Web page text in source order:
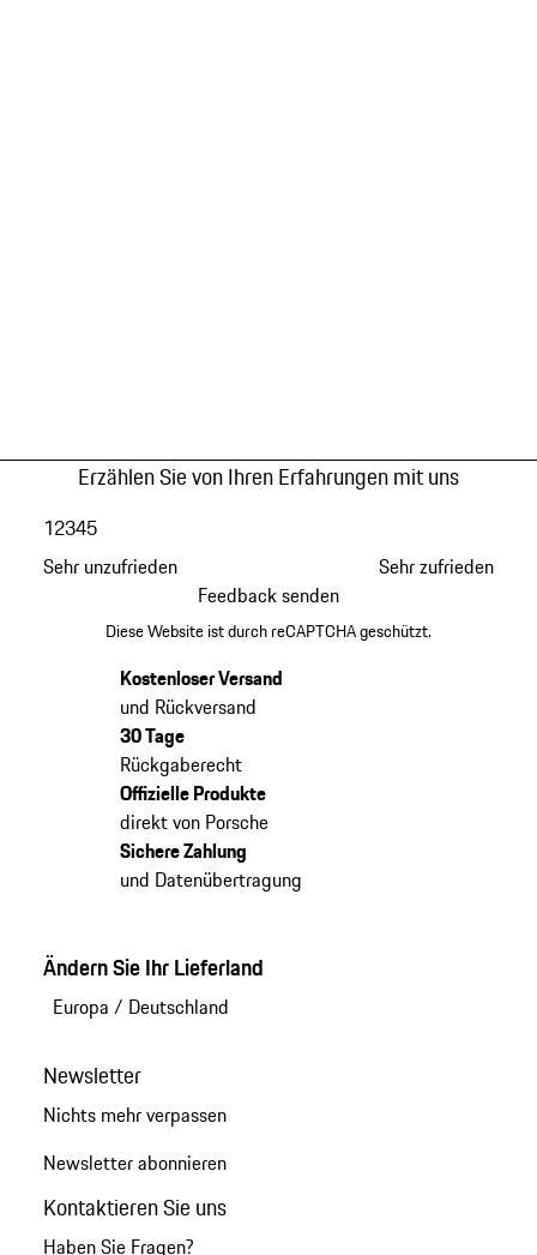
Erzählen Sie von Ihren Erfahrungen mit uns
Sehr unzufrieden
12345
Sehr zufrieden
Feedback senden
Diese Website ist durch reCAPTCHA geschützt.
Kostenloser Versand
und Rückversand
30 Tage
Rückgaberecht
Offizielle Produkte
direkt von Porsche
Sichere Zahlung
und Datenübertragung
Ändern Sie Ihr Lieferland
Europa / Deutschland
Newsletter
Nichts mehr verpassen
Newsletter abonnieren
Kontaktieren Sie uns
Haben Sie Fragen?